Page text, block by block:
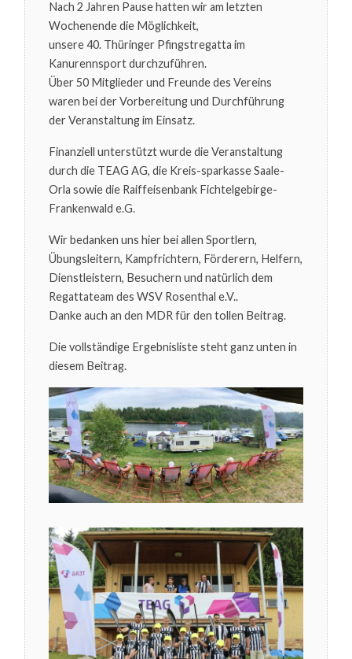
RENNSPORT
Nach 2 Jahren Pause hatten wir am letzten
Wochenende die Möglichkeit,
unsere 40. Thüringer Pfingstregatta im
Kanurennsport durchzuführen.
Über 50 Mitglieder und Freunde des Vereins
waren bei der Vorbereitung und Durchführung
der Veranstaltung im Einsatz.
Finanziell unterstützt wurde die Veranstaltung
durch die TEAG AG, die Kreis-sparkasse Saale-
Orla sowie die Raiffeisenbank Fichtelgebirge-
Frankenwald e.G.
Wir bedanken uns hier bei allen Sportlern,
Übungsleitern, Kampfrichtern, Förderern, Helfern,
Dienstleistern, Besuchern und natürlich dem
Regattateam des WSV Rosenthal e.V..
Danke auch an den MDR für den tollen Beitrag.
Die vollständige Ergebnisliste steht ganz unten in
diesem Beitrag.